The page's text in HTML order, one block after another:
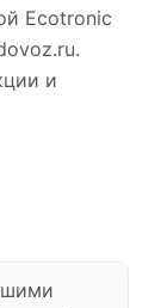
Ecotronic
и